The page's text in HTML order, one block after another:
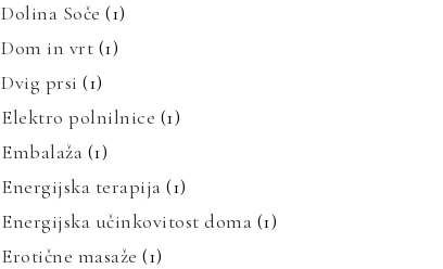
Dolina Soče (1)
Dom in vrt (1)
Dvig prsi (1)
Elektro polnilnice (1)
Embalaža (1)
Energijska terapija (1)
Energijska učinkovitost doma (1)
Erotične masaže (1)